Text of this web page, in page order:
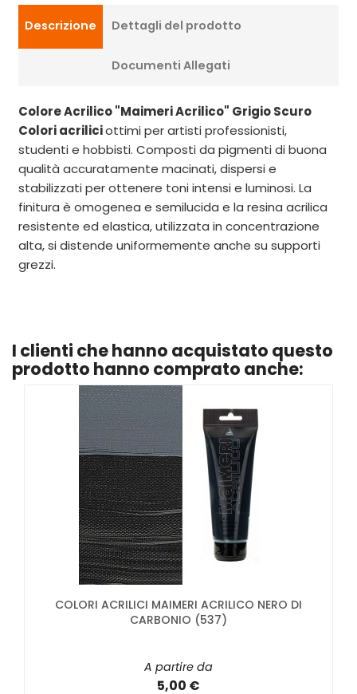
Descrizione Dettagli del prodotto
Documenti Allegati
Colore Acrilico"Maimeri Acrilico" Grigio Scuro
Colori acriliciottimi per artisti professionisti,
studenti e hobbisti. Composti da pigmenti di buona
qualità accuratamente macinati, dispersi e
stabilizzati per ottenere toni intensi e luminosi. La
finitura è omogenea e semilucida e la resina acrilica
resistente ed elastica, utilizzata in concentrazione
alta, si distende uniformemente anche su supporti
grezzi.
I clienti che hanno acquistato questo
prodotto hanno comprato anche:
COLORI ACRILICI MAIMERI ACRILICO NERO DI
CARBONIO (537)
A partire da
5,00 €